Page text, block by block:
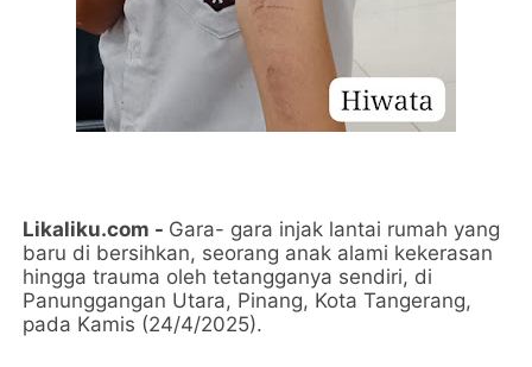
Likaliku.com - Gara- gara injak lantai rumah yang
baru di bersihkan, seorang anak alami kekerasan
hingga trauma oleh tetangganya sendiri, di
Panunggangan Utara, Pinang, Kota Tangerang,
pada Kamis (24/4/2025).